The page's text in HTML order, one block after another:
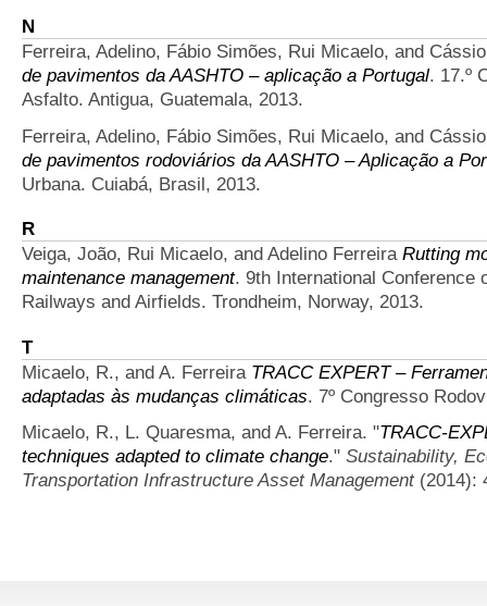
N
Ferreira, Adelino, Fábio Simões, Rui Micaelo, and
de pavimentos da AASHTO – aplicação a Portugal. 17.º
Asfalto. Antigua, Guatemala, 2013.
Ferreira, Adelino, Fábio Simões, Rui Micaelo, and
de pavimentos rodoviários da AASHTO – Aplicação a
Urbana. Cuiabá, Brasil, 2013.
R
Veiga, João, Rui Micaelo, and Adelino Ferreira Rutting
maintenance management. 9th International Conference
Railways and Airfields. Trondheim, Norway, 2013.
T
Micaelo, R., and A. Ferreira TRACC EXPERT –
adaptadas às mudanças climáticas. 7º Congresso
Micaelo, R., L. Quaresma, and A. Ferreira. "TRACC-
techniques adapted to climate change." Sustainability,
Transportation Infrastructure Asset Management(2014):